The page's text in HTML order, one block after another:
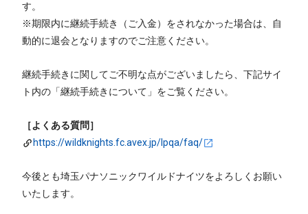
す。
※期限内に継続手続き（ご入金）をされなかった場合は、自
動的に退会となりますのでご注意ください。
継続手続きに関してご不明な点がございましたら、下記サイ
ト内の「継続手続きについて」をご覧ください。
［よくある質問］
https://wildknights.fc.avex.jp/lpqa/faq/
今後とも埼玉パナソニックワイルドナイツをよろしくお願い
いたします。